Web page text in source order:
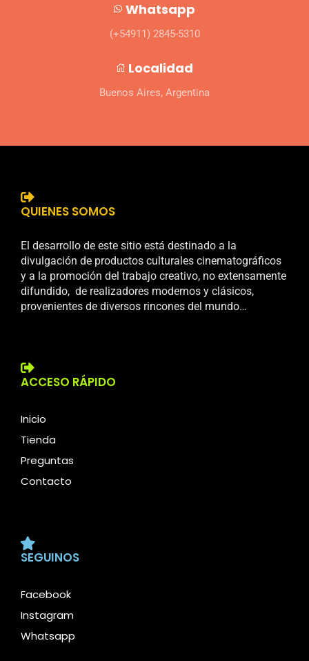
Whatsapp
(+54911) 2845-5310
Localidad
Buenos Aires, Argentina
QUIENES SOMOS
El desarrollo de este sitio está destinado a la
divulgación de productos culturales cinematográficos
y a la promoción del trabajo creativo, no extensamente
difundido, de realizadores modernos y clásicos,
provenientes de diversos rincones del mundo…
ACCESO RÁPIDO
Inicio
Tienda
Preguntas
Contacto
SEGUINOS
Facebook
Instagram
Whatsapp